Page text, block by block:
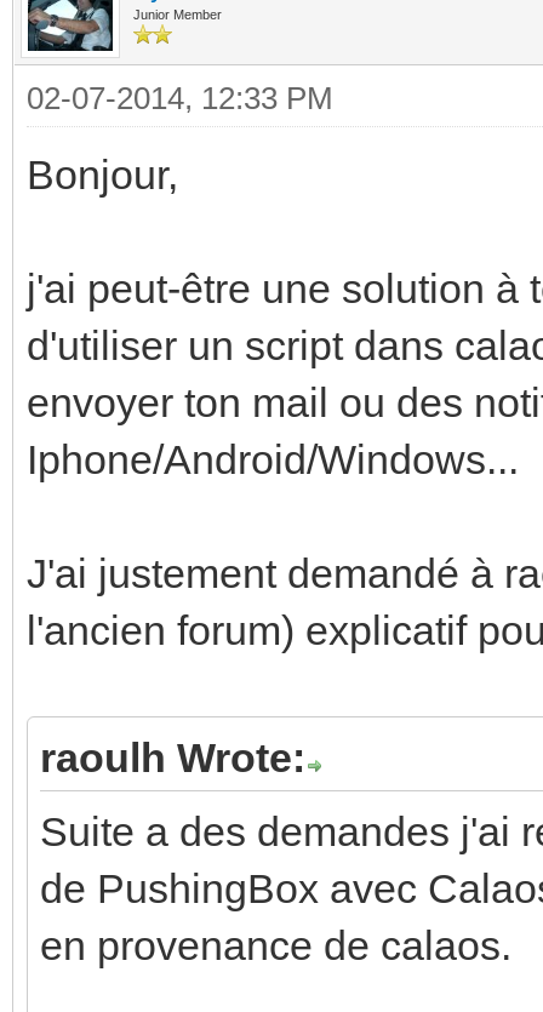
Junior Member
02-07-2014, 12:33 PM
Bonjour,
j'ai peut-être une solution à
d'utiliser un script dans
envoyer ton mail ou des
Iphone/Android/Windows...
J'ai justement demandé à
l'ancien forum) explicatif
raoulh Wrote:
Suite a des demandes j'ai
de PushingBox avec
en provenance de calaos.